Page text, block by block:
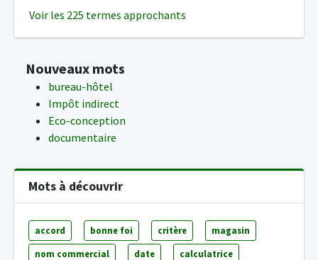
Voir les 225 termes approchants
Nouveaux mots
bureau-hôtel
Impôt indirect
Eco-conception
documentaire
Mots à découvrir
accord bonne foi critère magasin
nom commercial date calculatrice